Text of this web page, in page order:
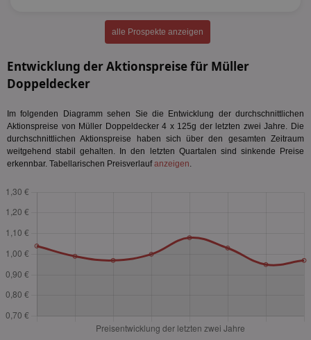
alle Prospekte anzeigen
Entwicklung der Aktionspreise für Müller
Doppeldecker
Im folgenden Diagramm sehen Sie die Entwicklung der durchschnittlichen
Aktionspreise von Müller Doppeldecker 4 x 125g der letzten zwei Jahre. Die
durchschnittlichen Aktionspreise haben sich über den gesamten Zeitraum
weitgehend stabil gehalten. In den letzten Quartalen sind sinkende Preise
erkennbar. Tabellarischen Preisverlaufanzeigen.